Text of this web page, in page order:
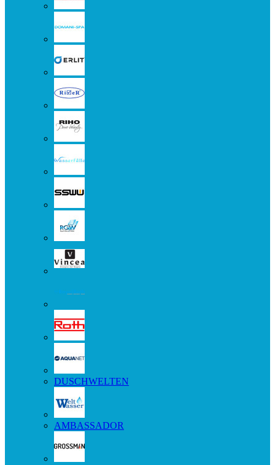
DUSCHWELTEN
AMBASSADOR